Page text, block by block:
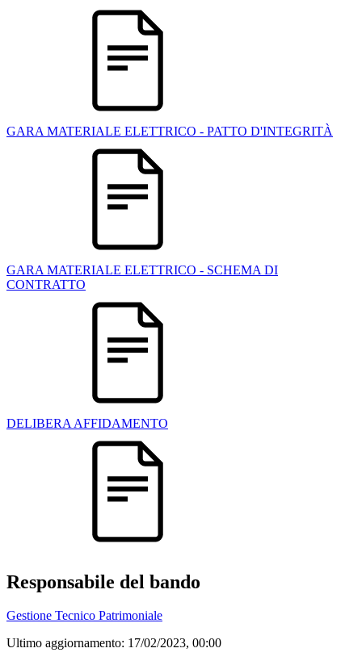
GARA MATERIALE ELETTRICO - PATTO D'INTEGRITÀ
GARA MATERIALE ELETTRICO - SCHEMA DI
CONTRATTO
DELIBERA AFFIDAMENTO
Responsabile del bando
Gestione Tecnico Patrimoniale
Ultimo aggiornamento: 17/02/2023, 00:00